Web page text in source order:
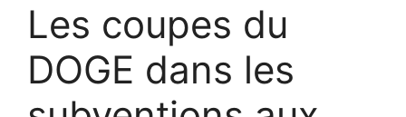
Les coupes du
DOGE dans les